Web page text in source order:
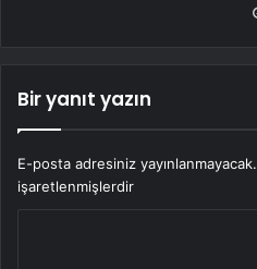
Bir yanıt yazın
E-posta adresiniz yayınlanmayacak.
işaretlenmişlerdir